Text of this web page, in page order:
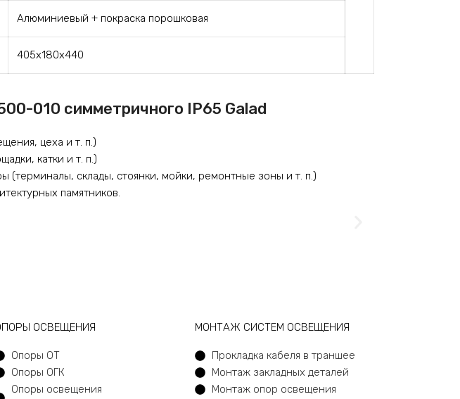
Алюминиевый + покраска порошковая
405х180х440
010 симметричного IP65 Galad
цеха и т. п.)
катки и т. п.)
(терминалы, склады, стоянки, мойки, ремонтные зоны и т. п.)
памятников.
ОСВЕЩЕНИЯ
Опоры ОТ
Опоры ОГК
Опоры освещения
МОНТАЖ СИСТЕМ ОСВЕЩЕНИЯ
Прокладка кабеля в траншее
Монтаж закладных деталей
Монтаж опор освещения